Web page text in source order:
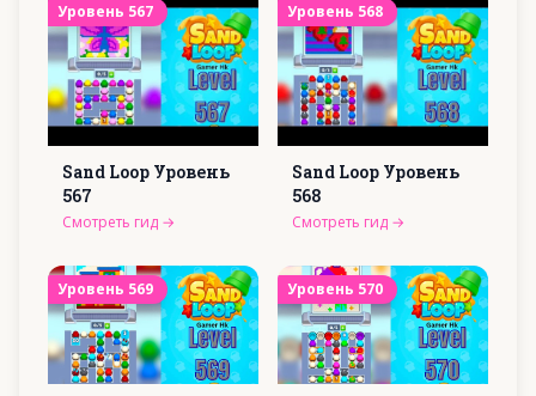
Уровень 567
Sand Loop Уровень
567
Смотреть гид →
Уровень 568
Sand Loop Уровень
568
Смотреть гид →
Уровень 569 Уровень 570